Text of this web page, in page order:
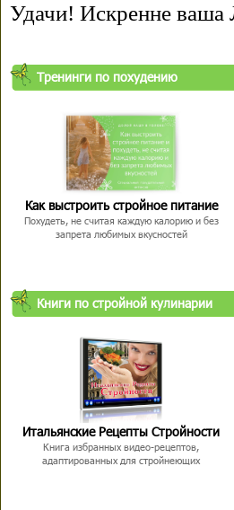
Удачи! Искренне
Тренинги по похудению
Как выстроить стройное питание
Похудеть, не считая каждую калорию и без
запрета любимых вкусностей
Книги по стройной кулинарии
Итальянские Рецепты Стройности
Книга избранных видео-рецептов,
адаптированных для стройнеющих